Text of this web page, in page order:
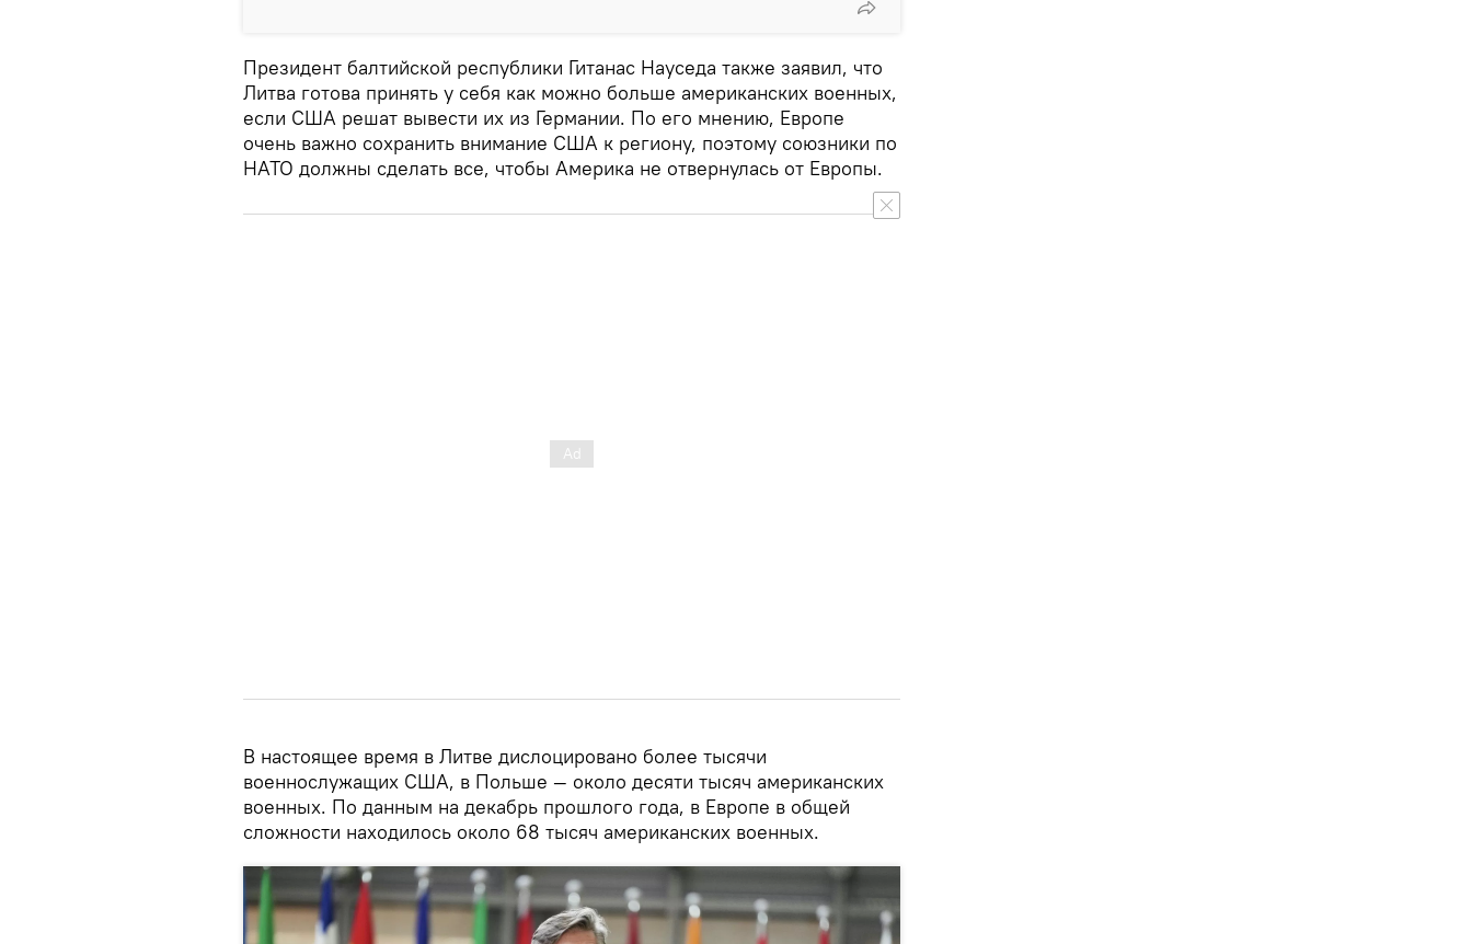
Президент балтийской республики Гитанас Науседа также заявил, что
Литва готова принять у себя как можно больше американских военных,
если США решат вывести их из Германии. По его мнению, Европе
очень важно сохранить внимание США к региону, поэтому союзники по
НАТО должны сделать все, чтобы Америка не отвернулась от Европы.
В настоящее время в Литве дислоцировано более тысячи
военнослужащих США, в Польше — около десяти тысяч американских
военных. По данным на декабрь прошлого года, в Европе в общей
сложности находилось около 68 тысяч американских военных.